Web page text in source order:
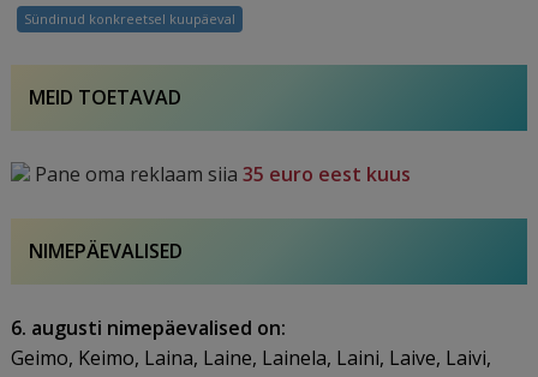
kes
on
Sündinud konkreetsel kuupäeval
MEID TOETAVAD
Pane oma reklaam siia35 euro eest kuus
NIMEPÄEVALISED
6. augusti nimepäevalised on:
Geimo, Keimo, Laina, Laine, Lainela, Laini, Laive, Laivi,